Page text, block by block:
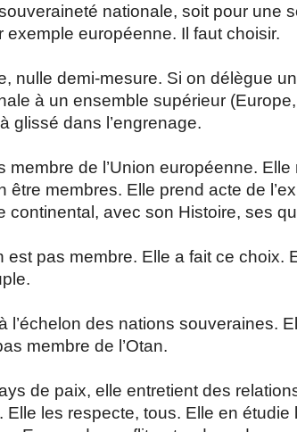
nationale, soit pour une
exemple européenne. Il faut choisir.
nulle demi-mesure. Si on délègue
à un ensemble supérieur
glissé dans l’engrenage.
membre de l’Union européenne.
être membres. Elle prend acte de
continental, avec son Histoire, ses
est pas membre. Elle a fait ce choix.
l’échelon des nations souveraines.
membre de l’Otan.
de paix, elle entretient des
les respecte, tous. Elle en étudie